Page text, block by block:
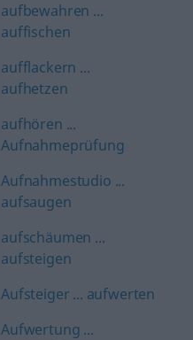
aufbewahren ...
auffischen
aufflackern ...
aufhetzen
aufhören ...
Aufnahmeprüfung
Aufnahmestudio ...
aufsaugen
aufschäumen ...
aufsteigen
Aufsteiger ... aufwerten
Aufwertung ...